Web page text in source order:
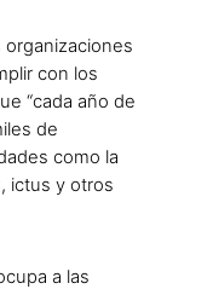
organizaciones
con los
“cada año de
de
como la
ictus y otros
a las